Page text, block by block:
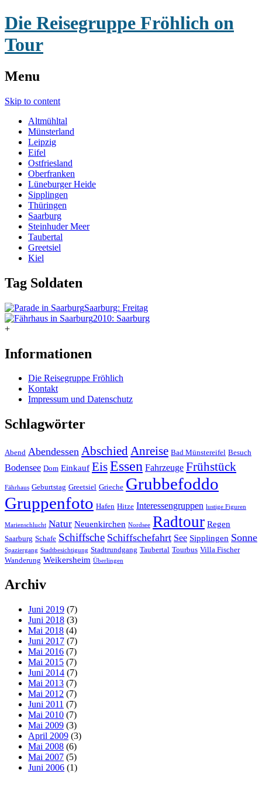
Die Reisegruppe Fröhlich on
Tour
Menu
Skip to content
Altmühltal
Münsterland
Leipzig
Eifel
Ostfriesland
Oberfranken
Lüneburger Heide
Sipplingen
Thüringen
Saarburg
Steinhuder Meer
Taubertal
Greetsiel
Kiel
Tag Soldaten
Saarburg: Freitag
2010: Saarburg
+
Informationen
Die Reisegruppe Fröhlich
Kontakt
Impressum und Datenschutz
Schlagwörter
Abend Abendessen AbschiedAnreise Bad Münstereifel Besuch
Bodensee Dom Einkauf EisEssen Fahrzeuge Frühstück
Fährhaus Geburtstag Greetsiel Grieche Grubbefoddo
Gruppenfoto Hafen Hitze Interessengruppen lustige Figuren
Marienschlucht Natur Neuenkirchen Nordsee Radtour Regen
Saarburg Schafe Schiffsche Schiffschefahrt See Sipplingen Sonne
Spaziergang Stadtbesichtigung Stadtrundgang Taubertal Tourbus Villa Fischer
Wanderung Weikersheim Überlingen
Archiv
Juni 2019 (7)
Juni 2018 (3)
Mai 2018 (4)
Juni 2017 (7)
Mai 2016 (7)
Mai 2015 (7)
Juni 2014 (7)
Mai 2013 (7)
Mai 2012 (7)
Juni 2011 (7)
Mai 2010 (7)
Mai 2009 (3)
April 2009 (3)
Mai 2008 (6)
Mai 2007 (5)
Juni 2006 (1)